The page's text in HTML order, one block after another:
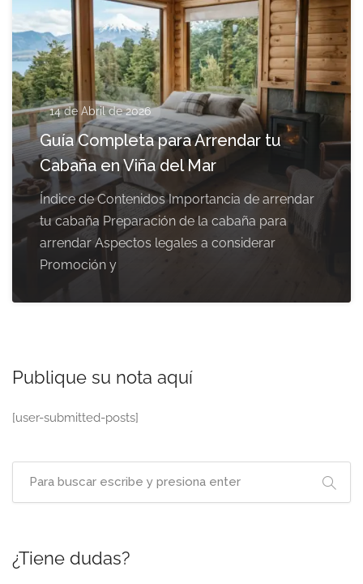
14 de Abril de 2026
Guía Completa para Arrendar tu
Cabaña en Viña del Mar
Índice de Contenidos Importancia de arrendar
tu cabaña Preparación de la cabaña para
arrendar Aspectos legales a considerar
Promoción y
Publique su nota aquí
[user-submitted-posts]
¿Tiene dudas?